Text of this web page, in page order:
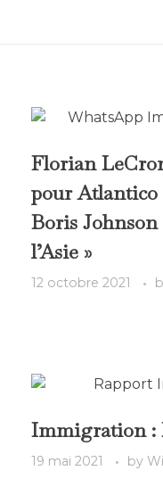
Florian
pour Atlantico
Boris Johnson
l’Asie »
12 octobre 2021
Immigration :
19 mai 2021 by